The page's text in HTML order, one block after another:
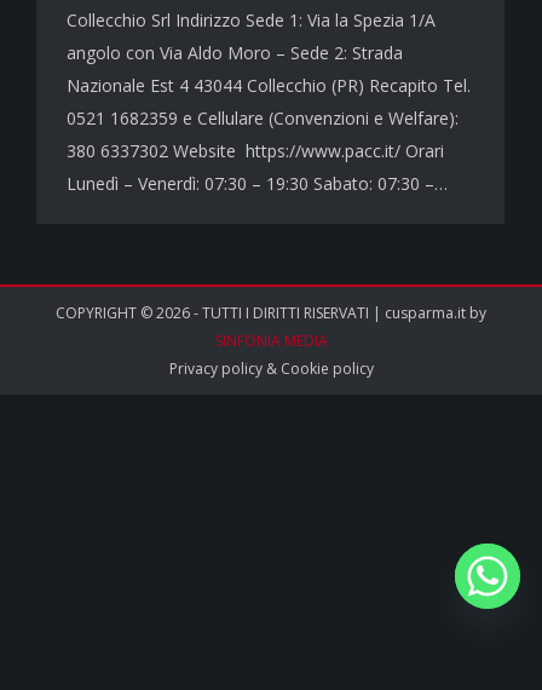
Collecchio Srl Indirizzo Sede 1: Via la Spezia 1/A
angolo con Via Aldo Moro – Sede 2: Strada
Nazionale Est 4 43044 Collecchio (PR) Recapito Tel.
0521 1682359 e Cellulare (Convenzioni e Welfare):
380 6337302 Website https://www.pacc.it/ Orari
Lunedì – Venerdì: 07:30 – 19:30 Sabato: 07:30 –…
COPYRIGHT © 2026 - TUTTI I DIRITTI RISERVATI | cusparma.it by
SINFONIA MEDIA
Privacy policy& Cookie policy